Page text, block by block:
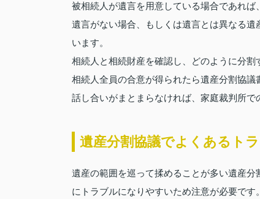
被相続人が遺言を用意している場合であれば
遺言がない場合、もしくは遺言とは異なる
います。
相続人と相続財産を確認し、どのように分割
相続人全員の合意が得られたら遺産分割協議
話し合いがまとまらなければ、家庭裁判所で
遺産分割協議でよくあるト
遺産の範囲を巡って揉めることが多い遺産
にトラブルになりやすいため注意が必要です。